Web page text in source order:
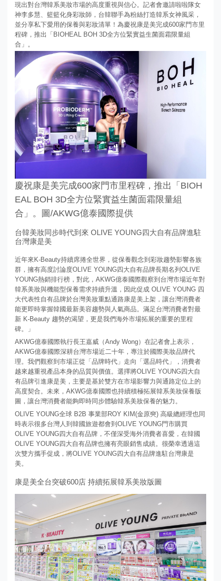
現出對台灣韓系美妝市場的高度重視與信心。記者會邀請啦啦隊女
神李多慧、籃籃化身彩妝師，台韓聯手為粉絲打造韓系女神風采，
並分享私下愛用的保養與彩妝清單！為慶祝康是美完成600家門市里
程碑，推出「BIOHEAL BOH 3D全方位緊實益生菌面霜限量組
合」。
慶祝康是美完成600家門市里程碑，推出「BIOH
EAL BOH 3D全方位緊實益生菌面霜限量組
合」。圖/AKWG億泰國際提供
台韓美妝同步時代到來 OLIVE YOUNG四大自有品牌進駐
台灣康是美
近年來K-Beauty持續席捲全世界，從保養觀念到彩妝趨勢影響各族
群，擁有高度討論度OLIVE YOUNG四大自有品牌長期名列OLIVE
YOUNG熱銷排行榜，對此，AKWG億泰國際觀察到台灣市場近年對
韓系美妝與機能型保養需求持續升溫，因此促成 OLIVE YOUNG 四
大代表性自有品牌於台灣美妝重點通路康是美上架，讓台灣消費者
能更即時掌握韓國最新美容趨勢與人氣商品。滿足台灣消費者對最
新 K-Beauty 趨勢的渴望，更是我們海外市場拓展的重要的里程
碑。」
AKWG億泰國際執行長王嘉威（Andy Wong）在記者會上表示，
AKWG億泰國際深耕台灣市場近二十年，專注於國際美妝品牌代
理。我們觀察到市場正從「品牌時代」走向「選品時代」，消費者
越來越重視產品本身的品質與價值。選擇將OLIVE YOUNG四大自
有品牌引進康是美，主要是基於雙方在市場影響力與通路定位上的
高度契合。未來，AKWG億泰國際也持續積極拓展韓系美妝保養版
圖，讓台灣消費者能夠即時同步體驗韓系美妝保養的魅力。
OLIVE YOUNG全球 B2B 事業部ROY KIM(金原奭) 高級總經理也同
時表示很多台灣人到韓國旅遊都會到OLIVE YOUNG門市購買
OLIVE YOUNG四大自有品牌，不僅深受海外消費者喜愛，在韓國
OLIVE YOUNG四大自有品牌也擁有亮眼銷售成績。很榮幸透過這
次雙方攜手促成，將OLIVE YOUNG四大自有品牌進駐台灣康是
美。
康是美全台突破600店 持續拓展韓系美妝版圖